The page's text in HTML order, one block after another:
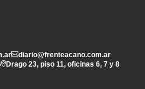
diario@frenteacano.com.ar
Drago 23, piso 11, oficinas 6, 7 y 8